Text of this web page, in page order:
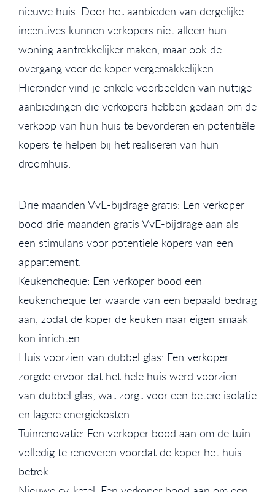
nieuwe huis. Door het aanbieden van dergelijke
incentives kunnen verkopers niet alleen hun
woning aantrekkelijker maken, maar ook de
overgang voor de koper vergemakkelijken.
Hieronder vind je enkele voorbeelden van nuttige
aanbiedingen die verkopers hebben gedaan om de
verkoop van hun huis te bevorderen en potentiële
kopers te helpen bij het realiseren van hun
droomhuis.
Drie maanden VvE-bijdrage gratis: Een verkoper
bood drie maanden gratis VvE-bijdrage aan als
een stimulans voor potentiële kopers van een
appartement.
Keukencheque: Een verkoper bood een
keukencheque ter waarde van een bepaald bedrag
aan, zodat de koper de keuken naar eigen smaak
kon inrichten.
Huis voorzien van dubbel glas: Een verkoper
zorgde ervoor dat het hele huis werd voorzien
van dubbel glas, wat zorgt voor een betere isolatie
en lagere energiekosten.
Tuinrenovatie: Een verkoper bood aan om de tuin
volledig te renoveren voordat de koper het huis
betrok.